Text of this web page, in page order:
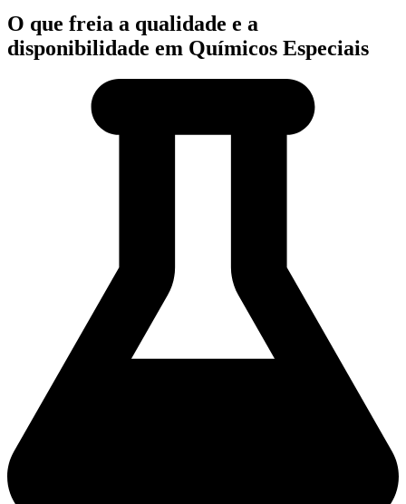
O que freia a qualidade e a
disponibilidade em Químicos Especiais